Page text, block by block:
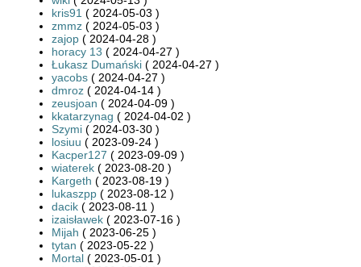
kris91 ( 2024-05-03 )
zmmz ( 2024-05-03 )
zajop ( 2024-04-28 )
horacy 13 ( 2024-04-27 )
Łukasz Dumański ( 2024-04-27 )
yacobs ( 2024-04-27 )
dmroz ( 2024-04-14 )
zeusjoan ( 2024-04-09 )
kkatarzynag ( 2024-04-02 )
Szymi ( 2024-03-30 )
losiuu ( 2023-09-24 )
Kacper127 ( 2023-09-09 )
wiaterek ( 2023-08-20 )
Kargeth ( 2023-08-19 )
lukaszpp ( 2023-08-12 )
dacik ( 2023-08-11 )
izaisławek ( 2023-07-16 )
Mijah ( 2023-06-25 )
tytan ( 2023-05-22 )
Mortal ( 2023-05-01 )